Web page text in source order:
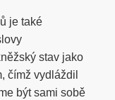
je také
stav jako
čímž vydláždil
být sami sobě